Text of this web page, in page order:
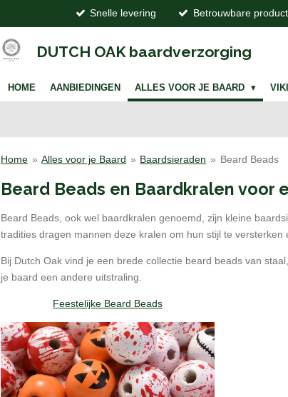
Snelle levering Betrouwbare
DUTCH OAK baardverzorging
HOME AANBIEDINGEN ALLES VOOR JE BAARD
Home » Alles voor je Baard » Baardsieraden » Beard Beads
Beard Beads en Baardkralen voor
Beard Beads, ook wel baardkralen genoemd, zijn kleine
tradities dragen mannen deze kralen om hun stijl te versterken
Bij Dutch Oak vind je een brede collectie beard beads van
je baard een andere uitstraling.
Feestelijke Beard Beads